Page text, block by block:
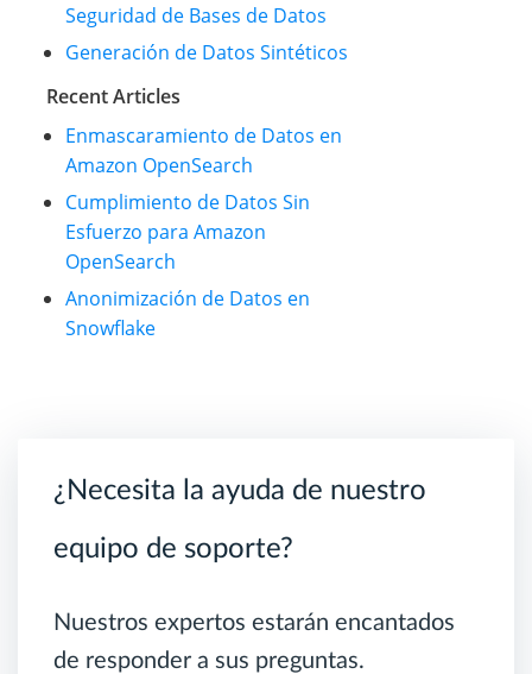
Seguridad de Bases de Datos
Generación de Datos Sintéticos
Recent Articles
Enmascaramiento de Datos en
Amazon OpenSearch
Cumplimiento de Datos Sin
Esfuerzo para Amazon
OpenSearch
Anonimización de Datos en
Snowflake
¿Necesita la ayuda de nuestro
equipo de soporte?
Nuestros expertos estarán encantados
de responder a sus preguntas.